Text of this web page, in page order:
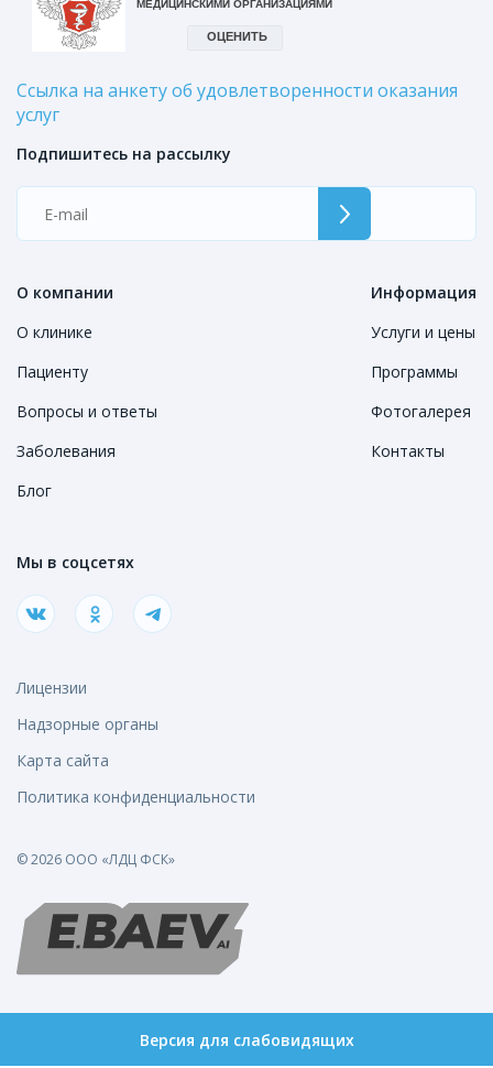
Ссылка на анкету об удовлетворенности оказания
услуг
О компании
О клинике
Пациенту
Вопросы и ответы
Заболевания
Блог
Информация
Услуги и цены
Программы
Фотогалерея
Контакты
Подпишитесь на рассылку
Мы в соцсетях
Лицензии
Надзорные органы
Карта сайта
Политика конфиденциальности
© 2026 ООО «ЛДЦ ФСК»
Версия для слабовидящих